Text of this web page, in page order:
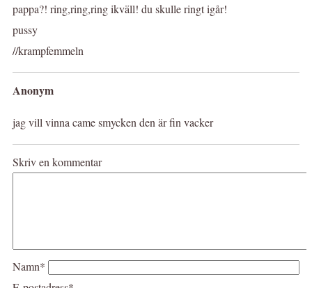
pappa?! ring,ring,ring ikväll! du skulle ringt igår!
pussy
//krampfemmeln
Anonym
jag vill vinna came smycken den är fin vacker
Skriv en kommentar
Namn*